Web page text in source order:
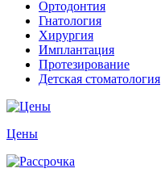
Ортодонтия
Гнатология
Хирургия
Имплантация
Протезирование
Детская стоматология
Цены